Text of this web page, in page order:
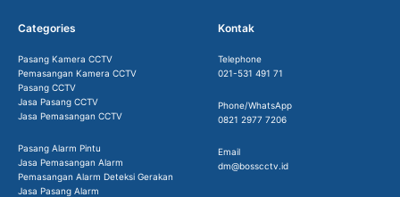
Categories
Pasang Kamera CCTV
Pemasangan Kamera CCTV
Pasang CCTV
Jasa Pasang CCTV
Jasa Pemasangan CCTV
Pasang Alarm Pintu
Jasa Pemasangan Alarm
Pemasangan Alarm Deteksi Gerakan
Jasa Pasang Alarm
Kontak
Telephone
021-531 491 71
Phone/WhatsApp
0821 2977 7206
Email
dm@bosscctv.id